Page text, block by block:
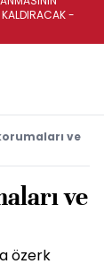
-
ve
ve
özerk